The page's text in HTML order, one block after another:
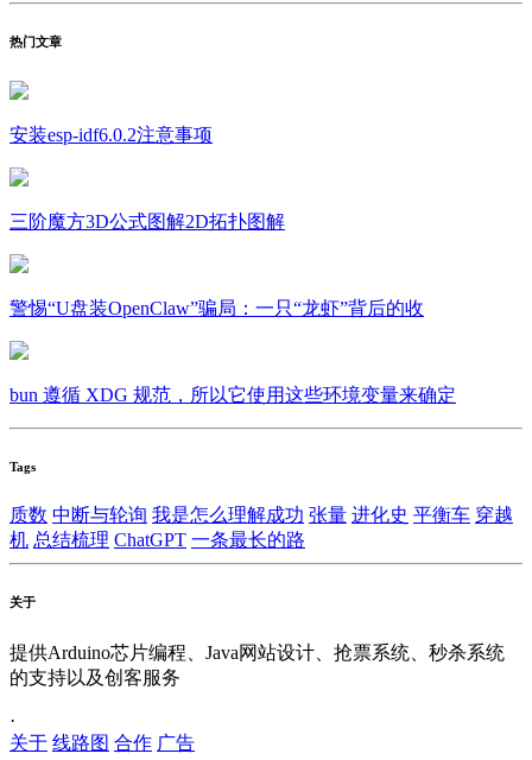
热门文章
安装esp-idf6.0.2注意事项
三阶魔方3D公式图解2D拓扑图解
警惕“U盘装OpenClaw”骗局：一只“龙虾”背后的收
bun 遵循 XDG 规范，所以它使用这些环境变量来确定
Tags
质数 中断与轮询 我是怎么理解成功 张量 进化史 平衡车 穿越
机 总结梳理 ChatGPT 一条最长的路
关于
提供Arduino芯片编程、Java网站设计、抢票系统、秒杀系统
的支持以及创客服务
·
关于 线路图 合作 广告